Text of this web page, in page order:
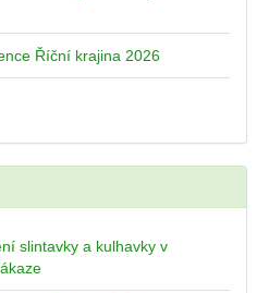
Říční krajina 2026
slintavky a kulhavky v